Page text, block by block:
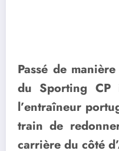
Passé de
du Sporting
l’entraîneur
train de
carrière du côté